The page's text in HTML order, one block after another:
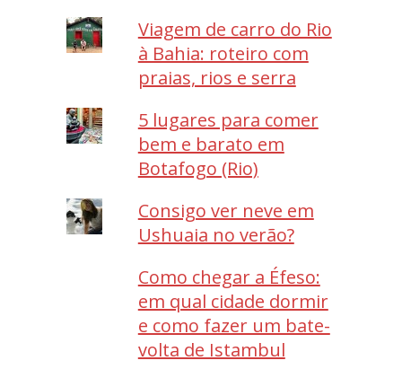
Viagem de carro do Rio
à Bahia: roteiro com
praias, rios e serra
5 lugares para comer
bem e barato em
Botafogo (Rio)
Consigo ver neve em
Ushuaia no verão?
Como chegar a Éfeso:
em qual cidade dormir
e como fazer um bate-
volta de Istambul